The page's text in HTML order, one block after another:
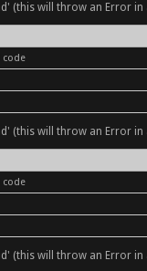
will throw an Error in
code
will throw an Error in
code
will throw an Error in